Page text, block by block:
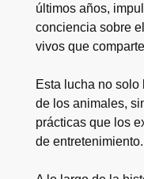
últimos años,
conciencia sobre
vivos que
Esta lucha no
de los animales,
prácticas que los
de entretenimiento.